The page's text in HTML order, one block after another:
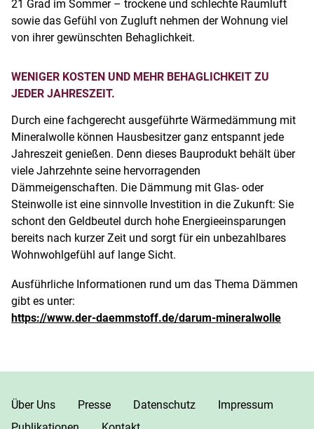
21 Grad im Sommer – trockene und schlechte Raumluft
sowie das Gefühl von Zugluft nehmen der Wohnung viel
von ihrer gewünschten Behaglichkeit.
WENIGER KOSTEN UND MEHR BEHAGLICHKEIT ZU
JEDER JAHRESZEIT.
Durch eine fachgerecht ausgeführte Wärmedämmung mit
Mineralwolle können Hausbesitzer ganz entspannt jede
Jahreszeit genießen. Denn dieses Bauprodukt behält über
viele Jahrzehnte seine hervorragenden
Dämmeigenschaften. Die Dämmung mit Glas- oder
Steinwolle ist eine sinnvolle Investition in die Zukunft: Sie
schont den Geldbeutel durch hohe Energieeinsparungen
bereits nach kurzer Zeit und sorgt für ein unbezahlbares
Wohnwohlgefühl auf lange Sicht.
Ausführliche Informationen rund um das Thema Dämmen
gibt es unter:
https://www.der-daemmstoff.de/darum-mineralwolle
Über Uns Presse Datenschutz
Impressum